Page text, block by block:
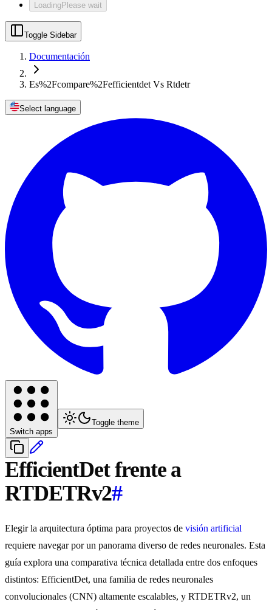
LoadingPlease wait
Toggle Sidebar
Documentación
Es%2Fcompare%2Fefficientdet Vs Rtdetr
Select language
Switch apps
Toggle theme
EfficientDet frente a
RTDETRv2#
Elegir la arquitectura óptima para proyectos de visión artificial
requiere navegar por un panorama diverso de redes neuronales. Esta
guía explora una comparativa técnica detallada entre dos enfoques
distintos: EfficientDet, una familia de redes neuronales
convolucionales (CNN) altamente escalables, y RTDETRv2, un